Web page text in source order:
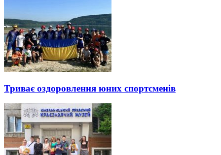
Триває оздоровлення юних спортсменів